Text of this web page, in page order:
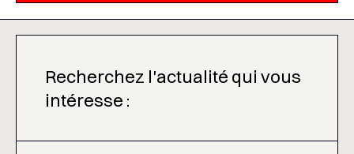
Recherchez l'actualité qui vous
intéresse :